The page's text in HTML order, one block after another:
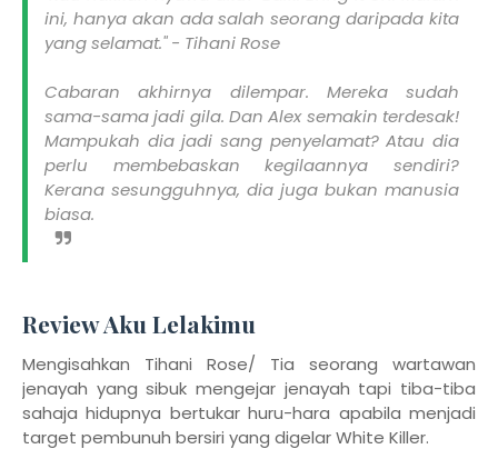
ini, hanya akan ada salah seorang daripada kita
yang selamat." - Tihani Rose
Cabaran akhirnya dilempar. Mereka sudah
sama-sama jadi gila. Dan Alex semakin terdesak!
Mampukah dia jadi sang penyelamat? Atau dia
perlu membebaskan kegilaannya sendiri?
Kerana sesungguhnya, dia juga bukan manusia
biasa.
Review Aku Lelakimu
Mengisahkan Tihani Rose/ Tia seorang wartawan
jenayah yang sibuk mengejar jenayah tapi tiba-tiba
sahaja hidupnya bertukar huru-hara apabila menjadi
target pembunuh bersiri yang digelar White Killer.